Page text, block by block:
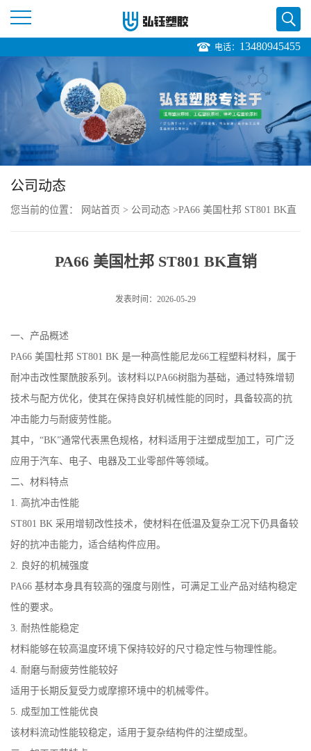
页
公
公
动
态
品
展
证
书
誉
电话： 13480945455
公司动态
您当前的位置： 网站首页 > 公司动态 >PA66 美国杜邦 ST801 BK直
PA66 美国杜邦 ST801 BK直销
发表时间：2026-05-29
一、产品概述
PA66 美国杜邦 ST801 BK 是一种高性能尼龙66工程塑料材料，属于
耐冲击改性聚酰胺系列。该材料以PA66树脂为基础，通过特殊增韧
技术与配方优化，使其在保持良好机械性能的同时，具备较高的抗
冲击能力与耐疲劳性能。
其中，“BK”通常代表黑色规格，材料适用于注塑成型加工，可广泛
应用于汽车、电子、电器及工业零部件等领域。
二、材料特点
1. 高抗冲击性能
ST801 BK 采用增韧改性技术，使材料在低温及复杂工况下仍具备较
好的抗冲击能力，适合结构件应用。
2. 良好的机械强度
PA66 基材本身具有较高的强度与刚性，可满足工业产品对结构稳定
性的要求。
3. 耐热性能稳定
材料能够在较高温度环境下保持较好的尺寸稳定性与物理性能。
4. 耐磨与耐疲劳性能较好
适用于长期反复受力或摩擦环境中的机械零件。
5. 成型加工性能优良
该材料流动性能较稳定，适用于复杂结构件的注塑成型。